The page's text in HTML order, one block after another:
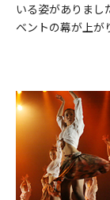
いる姿がありまし
ベントの幕が上が